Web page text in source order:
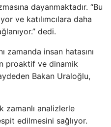
dayanmaktadır. “Bu
ve katılımcılara daha
dedi.
zamanda insan hatasını
proaktif ve dinamik
Bakan Uraloğlu,
zamanlı analizlerle
edilmesini sağlıyor.